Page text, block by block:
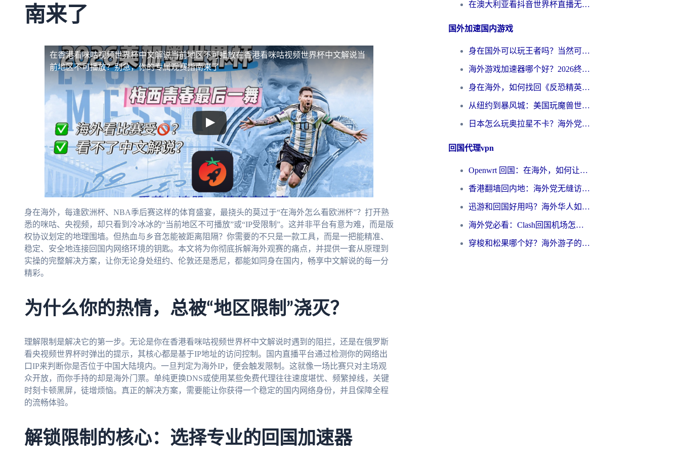
南来了
在香港看咪咕视频世界杯中文解说当前地区不可播放在香港看咪咕视频世界杯中文解说当
前地区不可播放？别急，你的专属观赛指南来了
身在海外，每逢欧洲杯、NBA季后赛这样的体育盛宴，最挠头的莫过于“在海外怎么看欧洲杯”？打开熟
悉的咪咕、央视频，却只看到冷冰冰的“当前地区不可播放”或“IP受限制”。这并非平台有意为难，而是版
权协议划定的地理围墙。但热血与乡音怎能被距离阻隔？你需要的不只是一款工具，而是一把能精准、
稳定、安全地连接回国内网络环境的钥匙。本文将为你彻底拆解海外观赛的痛点，并提供一套从原理到
实操的完整解决方案，让你无论身处纽约、伦敦还是悉尼，都能如同身在国内，畅享中文解说的每一分
精彩。
为什么你的热情，总被“地区限制”浇灭？
理解限制是解决它的第一步。无论是你在香港看咪咕视频世界杯中文解说时遇到的阻拦，还是在俄罗斯
看央视频世界杯时弹出的提示，其核心都是基于IP地址的访问控制。国内直播平台通过检测你的网络出
口IP来判断你是否位于中国大陆境内。一旦判定为海外IP，便会触发限制。这就像一场比赛只对主场观
众开放，而你手持的却是海外门票。单纯更换DNS或使用某些免费代理往往速度堪忧、频繁掉线，关键
时刻卡顿黑屏，徒增烦恼。真正的解决方案，需要能让你获得一个稳定的国内网络身份，并且保障全程
的流畅体验。
解锁限制的核心：选择专业的回国加速器
在澳大利亚看抖音世界杯直播无法播放？海外党体育观赛终极指南来了！
国外加速国内游戏
身在国外可以玩王者吗？当然可以，但你需要这份“加速”指南
海外游戏加速器哪个好？2026终极指南帮你畅玩国服+解决卡顿难题
身在海外，如何找回《反恐精英：全球攻势》国服的丝滑手感？一份给你的终极指南
从纽约到暴风城：美国玩魔兽世界，如何找到你的最佳网络航线
日本怎么玩奥拉星不卡？海外党国服游戏加速器选择全攻略
回国代理vpn
Openwrt 回国：在海外，如何让家的网络触手可及
香港翻墙回内地：海外党无缝访问国内资源的加速器选择全攻略
迅游和回国好用吗？海外华人如何选择靠谱的回国加速器
海外党必看：Clash回国机场怎么选？一篇搞定无缝访问国内资源的全攻略
穿梭和松果哪个好？海外游子的数字归乡路，到底该怎么选